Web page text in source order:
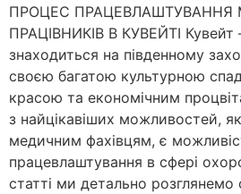
ПРОЦЕС ПРАЦЕВЛАШТУВАННЯ
ПРАЦІВНИКІВ В КУВЕЙТІ Кувейт
знаходиться на південному
своєю багатою культурною
красою та економічним
з найцікавіших можливостей,
медичним фахівцям, є
працевлаштування в сфері
статті ми детально розглянемо